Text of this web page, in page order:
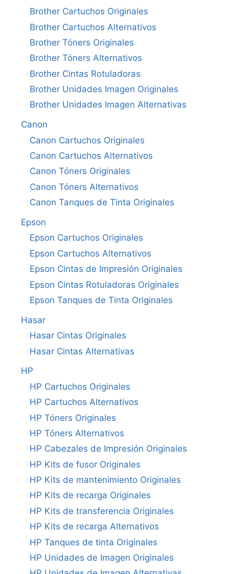
Brother Cartuchos Originales
Brother Cartuchos Alternativos
Brother Tóners Originales
Brother Tóners Alternativos
Brother Cintas Rotuladoras
Brother Unidades Imagen Originales
Brother Unidades Imagen Alternativas
Canon
Canon Cartuchos Originales
Canon Cartuchos Alternativos
Canon Tóners Originales
Canon Tóners Alternativos
Canon Tanques de Tinta Originales
Epson
Epson Cartuchos Originales
Epson Cartuchos Alternativos
Epson Cintas de Impresión Originales
Epson Cintas Rotuladoras Originales
Epson Tanques de Tinta Originales
Hasar
Hasar Cintas Originales
Hasar Cintas Alternativas
HP
HP Cartuchos Originales
HP Cartuchos Alternativos
HP Tóners Originales
HP Tóners Alternativos
HP Cabezales de Impresión Originales
HP Kits de fusor Originales
HP Kits de mantenimiento Originales
HP Kits de recarga Originales
HP Kits de transferencia Originales
HP Kits de recarga Alternativos
HP Tanques de tinta Originales
HP Unidades de Imagen Originales